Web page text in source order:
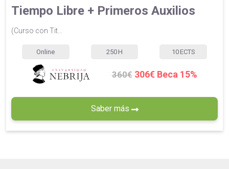
Tiempo Libre + Primeros Auxilios
(Curso con Tit...
Online 250 H 10 ECTS
360€ 306€ Beca 15%
Saber más